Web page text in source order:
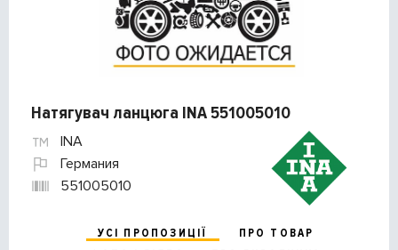
Натягувач ланцюга INA 551005010
INA
Германия
551005010
УСІ ПРОПОЗИЦІЇ
ПРО ТОВАР